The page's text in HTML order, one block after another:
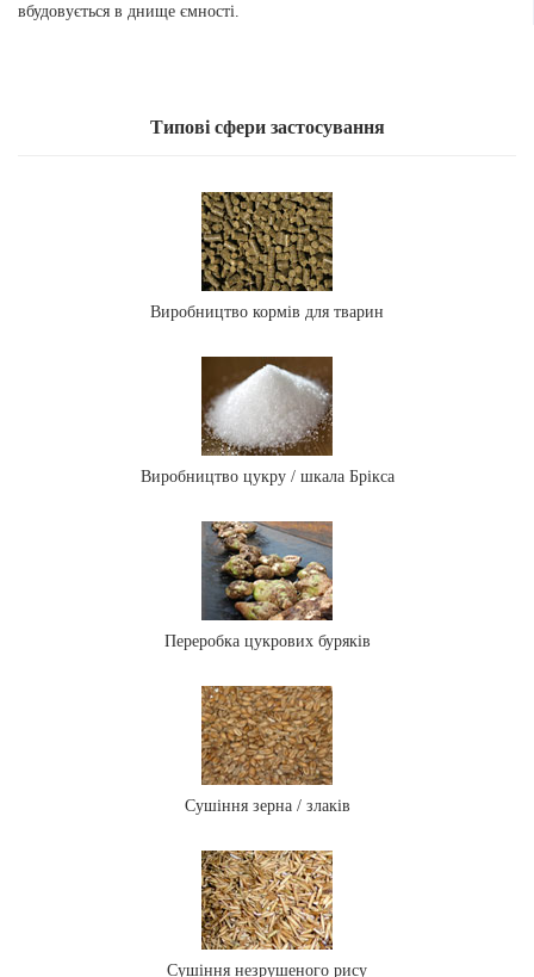
вбудовується в днище ємності.
Типові сфери застосування
Виробництво кормів для тварин
Виробництво цукру / шкала Брікса
Переробка цукрових буряків
Сушіння зерна / злаків
Сушіння незрушеного рису